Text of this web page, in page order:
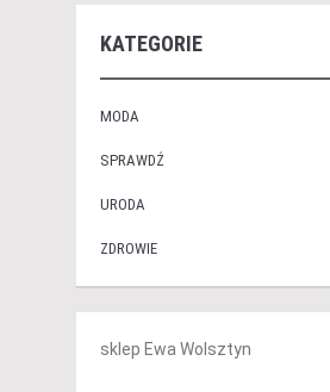
KATEGORIE
MODA
SPRAWDŹ
URODA
ZDROWIE
sklep Ewa Wolsztyn